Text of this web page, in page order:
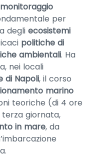
monitoraggio
per
degli ecosistemi
politiche di
ambientali. Ha
nei locali
di Napoli, il corso
marino
teoriche (di 4 ore
giornata,
in mare, da